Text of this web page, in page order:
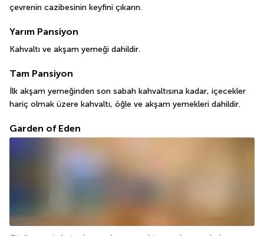
çevrenin cazibesinin keyfini çıkarın.
Yarım Pansiyon
Kahvaltı ve akşam yemeği dahildir.
Tam Pansiyon
İlk akşam yemeğinden son sabah kahvaltısına kadar, içecekler
hariç olmak üzere kahvaltı, öğle ve akşam yemekleri dahildir.
Garden of Eden